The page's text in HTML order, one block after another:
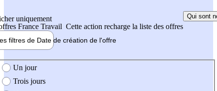
uniquement
France Travail Cette action recharge la liste des offres
Qui sont
filtres de Date de création de l'offre
création de l'offre
Un jour
Trois jours